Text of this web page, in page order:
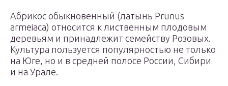
Абрикос обыкновенный (латынь Prunus
armeiaca) относится к лиственным плодовым
деревьям и принадлежит семейству Розовых.
Культура пользуется популярностью не только
на Юге, но и в средней полосе России, Сибири
и на Урале.